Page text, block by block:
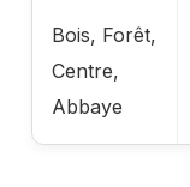
Bois, Forêt,
Centre,
Abbaye